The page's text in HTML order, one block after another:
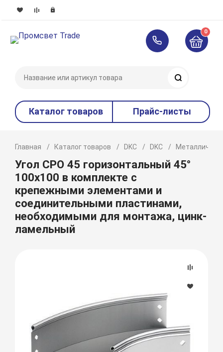
0
Каталог товаров Прайс-листы
Главная Каталог товаров DKC DKC
Угол CPO 45 горизонтальный 45°
100х100 в комплекте с
крепежными элементами и
соединительными пластинами,
необходимыми для монтажа, цинк-
ламельный